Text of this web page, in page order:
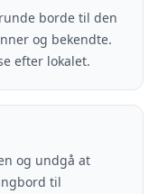
borde til den
og bekendte.
efter lokalet.
og undgå at
til